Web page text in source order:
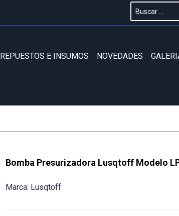
REPUESTOS E INSUMOS NOVEDADES
Bomba Presurizadora Lusqtoff Modelo
Marca: Lusqtoff